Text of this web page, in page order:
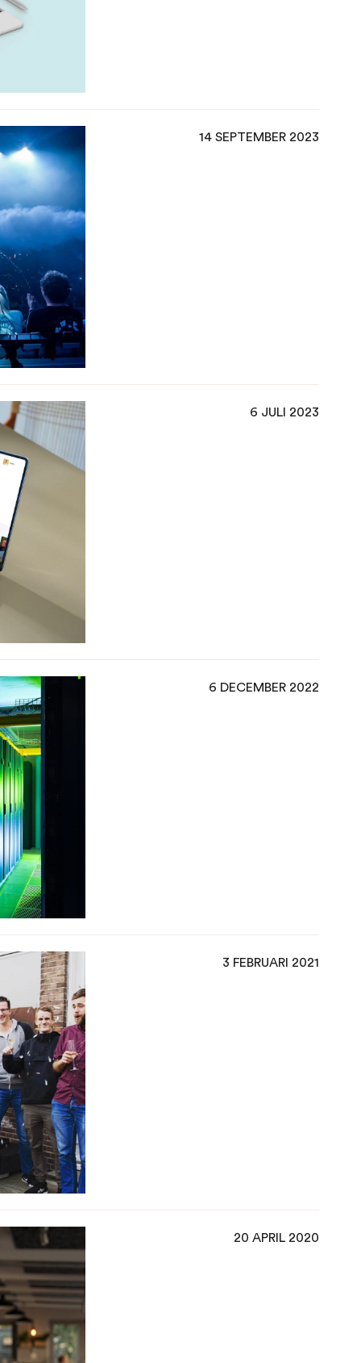
14 SEPTEMBER 2023
6 JULI 2023
6 DECEMBER 2022
3 FEBRUARI 2021
20 APRIL 2020